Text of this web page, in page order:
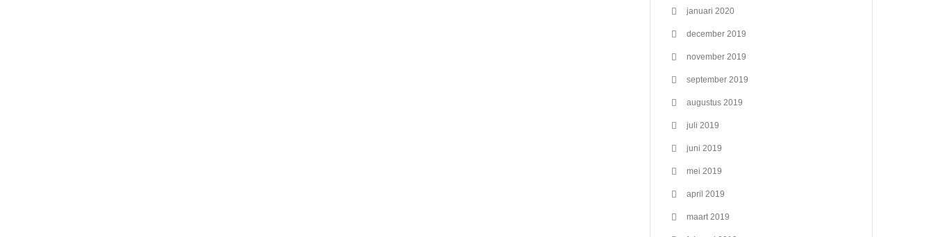
januari 2020
december 2019
november 2019
september 2019
augustus 2019
juli 2019
juni 2019
mei 2019
april 2019
maart 2019